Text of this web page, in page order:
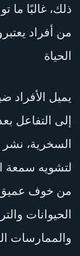
ذلك، غالبًا
من أفراد
الحياة
يميل
إلى التفاعل
السخرية،
لتشويه سمعة
من خوف عميق
الحيوانات
والممارسات